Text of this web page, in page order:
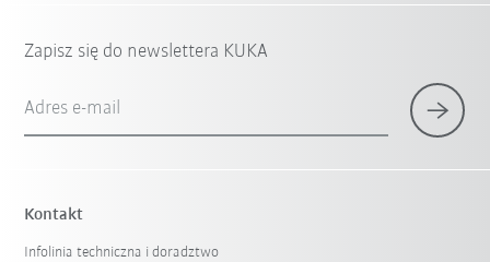
Zapisz się do newslettera KUKA
Adres e-mail
Kontakt
Infolinia techniczna i doradztwo